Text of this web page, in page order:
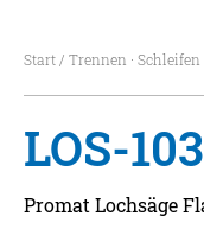
Start/ Trennen · Schleifen
LOS-
Promat Lochsäge